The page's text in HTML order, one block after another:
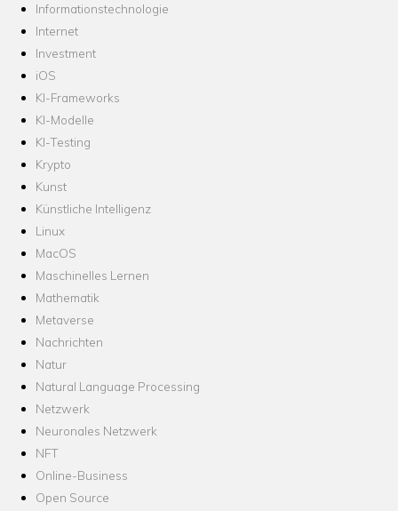
Informationstechnologie
Internet
Investment
iOS
KI-Frameworks
KI-Modelle
KI-Testing
Krypto
Kunst
Künstliche Intelligenz
Linux
MacOS
Maschinelles Lernen
Mathematik
Metaverse
Nachrichten
Natur
Natural Language Processing
Netzwerk
Neuronales Netzwerk
NFT
Online-Business
Open Source